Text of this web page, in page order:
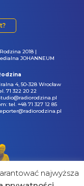
2018 |
JOHANNEUM
4, 50-328 Wrocław
71 322 20 22
tel. +48 71 327 12 85
najwyższa